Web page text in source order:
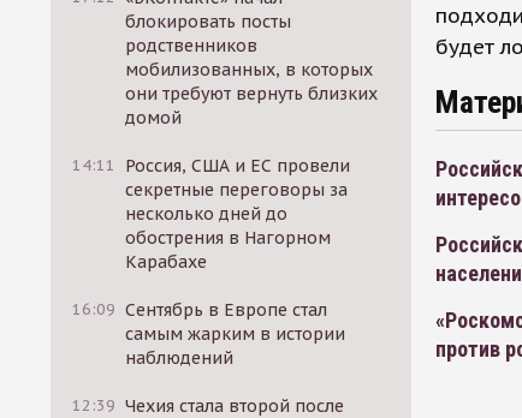
блокировать посты
родственников
мобилизованных, в которых
они требуют вернуть близких
домой
14:11
Россия, США и ЕС провели
секретные переговоры за
несколько дней до
обострения в Нагорном
Карабахе
16:09 Сентябрь в Европе стал
самым жарким в истории
наблюдений
12:39 Чехия стала второй после
будет
против